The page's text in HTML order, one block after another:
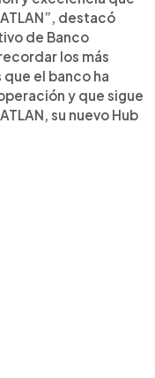
destacó
de Banco
los más
el banco ha
y que sigue
su nuevo Hub